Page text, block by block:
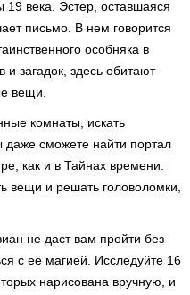
века. Эстер, оставшаяся
письмо. В нем говорится
особняка в
загадок, здесь обитают
вещи.
комнаты, искать
сможете найти портал
как и в Тайнах времени:
вещи и решать головоломки,
не даст вам пройти без
с её магией. Исследуйте 16
нарисована вручную, и